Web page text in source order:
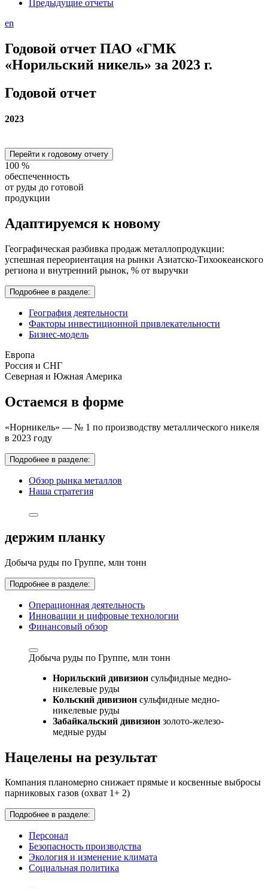
Предыдущие отчеты
en
Годовой отчет ПАО «ГМК
«Норильский никель» за 2023 г.
Годовой отчет
2023
Перейти к годовому отчету
100 %
обеспеченность
от руды до готовой
продукции
Адаптируемся к новому
Географическая разбивка продаж металлопродукции:
успешная переориентация на рынки Азиатско-Тихоокеанского
региона и внутренний рынок, % от выручки
Подробнее в разделе:
География деятельности
Факторы инвестиционной привлекательности
Бизнес-модель
Европа
Россия и СНГ
Северная и Южная Америка
Остаемся в форме
«Норникель» — № 1 по производству металлического никеля
в 2023 году
Подробнее в разделе:
Обзор рынка металлов
Наша стратегия
держим планку
Добыча руды по Группе, млн тонн
Подробнее в разделе:
Операционная деятельность
Инновации и цифровые технологии
Финансовый обзор
Добыча руды по Группе, млн тонн
Норильский дивизион сульфидные медно-
никелевые руды
Кольский дивизион сульфидные медно-
никелевые руды
Забайкальский дивизион золото-железо-
медные руды
Нацелены на результат
Компания планомерно снижает прямые и косвенные выбросы
парниковых газов (охват 1+ 2)
Подробнее в разделе:
Персонал
Безопасность производства
Экология и изменение климата
Социальная политика